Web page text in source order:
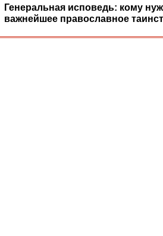
Генеральная исповедь: кому
важнейшее православное